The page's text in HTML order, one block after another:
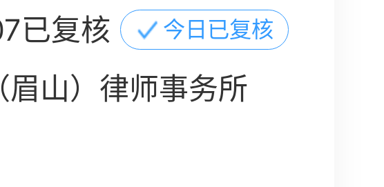
已复核 今日已复核
眉山）律师事务所